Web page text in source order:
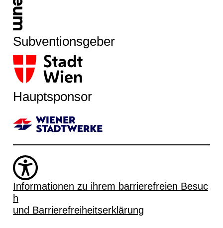
Subventionsgeber
Hauptsponsor
Informationen zu ihrem barrierefreien Besuc
h
und Barrierefreiheitserklärung